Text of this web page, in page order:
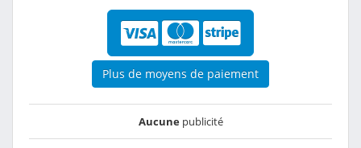
Plus de moyens de paiement
Aucunepublicité